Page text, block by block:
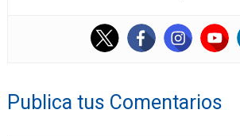
Publica tus Comentarios